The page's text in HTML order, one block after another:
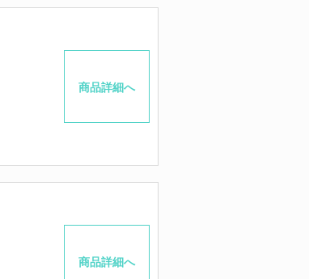
商品詳細へ
商品詳細へ